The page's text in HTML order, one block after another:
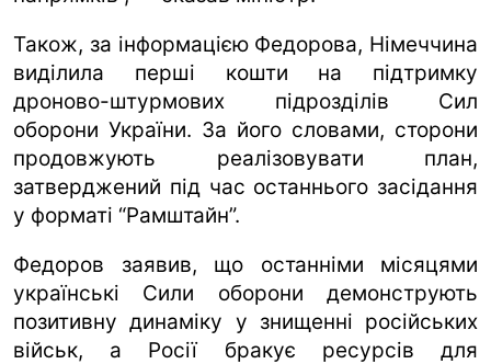
Також, за інформацією Федорова, Німеччина
виділила перші кошти на підтримку
дроново-штурмових підрозділів Сил
оборони України. За його словами, сторони
продовжують реалізовувати план,
затверджений під час останнього засідання
у форматі “Рамштайн”.
Федоров заявив, що останніми місяцями
українські Сили оборони демонструють
позитивну динаміку у знищенні російських
військ, а Росії бракує ресурсів для